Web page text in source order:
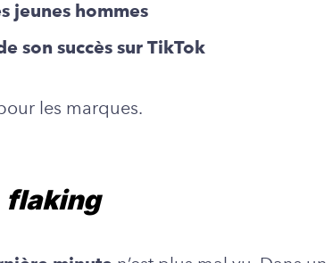
jeunes hommes
son succès sur TikTok
les marques.
flaking